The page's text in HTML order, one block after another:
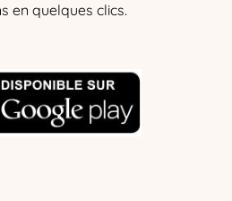
en quelques clics.